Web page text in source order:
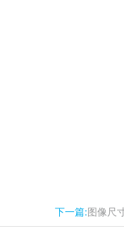
下一篇:图像尺